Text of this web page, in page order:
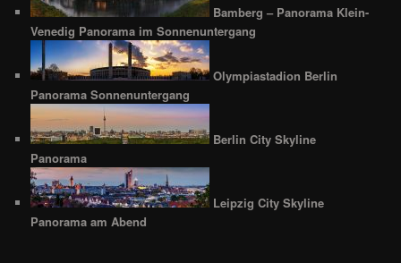
Bamberg – Panorama Klein-
Venedig Panorama im Sonnenuntergang
Olympiastadion Berlin
Panorama Sonnenuntergang
Berlin City Skyline
Panorama
Leipzig City Skyline
Panorama am Abend